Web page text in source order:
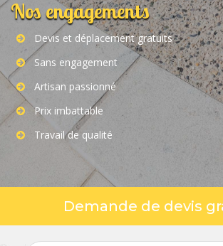
Nos engagements
Devis et déplacement gratuits
Sans engagement
Artisan passionné
Prix imbattable
Travail de qualité
Demande de devis